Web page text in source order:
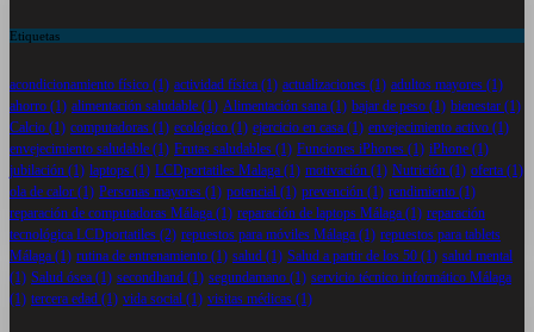
Etiquetas
acondicionamiento físico (1) actividad física (1) actualizaciones (1) adultos mayores (1)
ahorro (1) alimentación saludable (1) Alimentación sana (1) bajar de peso (1) bienestar (1)
Calcio (1) computadoras (1) ecológico (1) ejercicio en casa (1) envejecimiento activo (1)
envejecimiento saludable (1) Frutas saludables (1) Funciones iPhones (1) iPhone (1)
jubilación (1) laptops (1) LCDportatiles Malaga (1) motivación (1) Nutrición (1) oferta (1)
ola de calor (1) Personas mayores (1) potencial (1) prevención (1) rendimiento (1)
reparación de computadoras Málaga (1) reparación de laptops Málaga (1) reparación
tecnológica LCDportatiles (2) repuestos para móviles Málaga (1) repuestos para tablets
Málaga (1) rutina de entrenamiento (1) salud (1) Salud a partir de los 50 (1) salud mental
(1) Salud ósea (1) secondhand (1) segundamano (1) servicio técnico informático Málaga
(1) tercera edad (1) vida social (1) visitas médicas (1)